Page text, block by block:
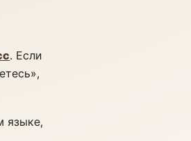
. Если
языке,